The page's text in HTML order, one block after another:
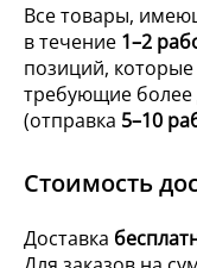
Все товары,
в течение 1–2
позиций,
требующие более
(отправка 5–10
Стоимость
Доставка